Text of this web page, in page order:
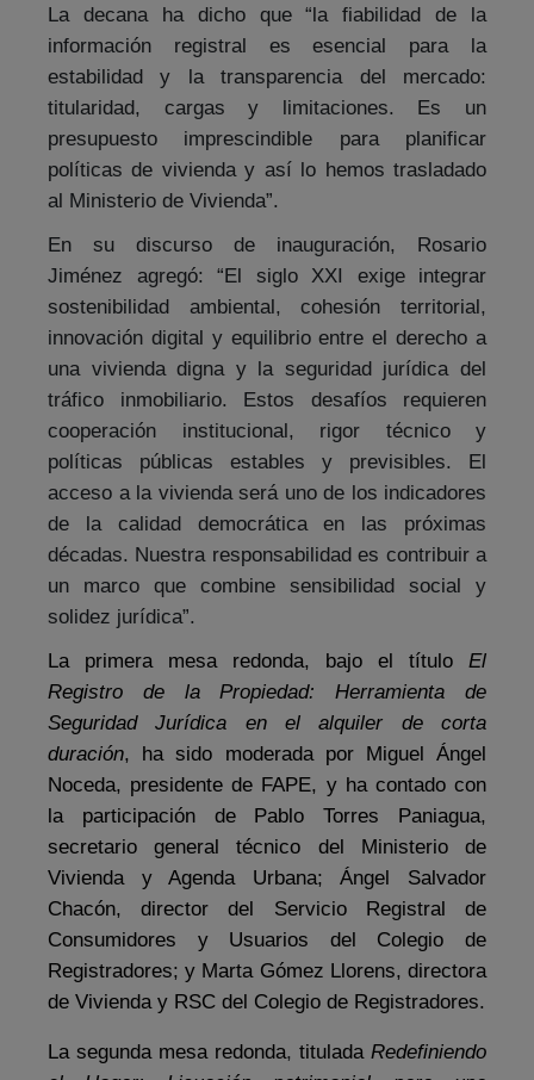
La decana ha dicho que “la fiabilidad de la
información registral es esencial para la
estabilidad y la transparencia del mercado:
titularidad, cargas y limitaciones. Es un
presupuesto imprescindible para planificar
políticas de vivienda y así lo hemos trasladado
al Ministerio de Vivienda”.
En su discurso de inauguración, Rosario
Jiménez agregó: “El siglo XXI exige integrar
sostenibilidad ambiental, cohesión territorial,
innovación digital y equilibrio entre el derecho a
una vivienda digna y la seguridad jurídica del
tráfico inmobiliario. Estos desafíos requieren
cooperación institucional, rigor técnico y
políticas públicas estables y previsibles. El
acceso a la vivienda será uno de los indicadores
de la calidad democrática en las próximas
décadas. Nuestra responsabilidad es contribuir a
un marco que combine sensibilidad social y
solidez jurídica”.
La primera mesa redonda, bajo el título El
Registro de la Propiedad: Herramienta de
Seguridad Jurídica en el alquiler de corta
duración, ha sido moderada por Miguel Ángel
Noceda, presidente de FAPE, y ha contado con
la participación de Pablo Torres Paniagua,
secretario general técnico del Ministerio de
Vivienda y Agenda Urbana; Ángel Salvador
Chacón, director del Servicio Registral de
Consumidores y Usuarios del Colegio de
Registradores; y Marta Gómez Llorens, directora
de Vivienda y RSC del Colegio de Registradores.
La segunda mesa redonda, titulada Redefiniendo